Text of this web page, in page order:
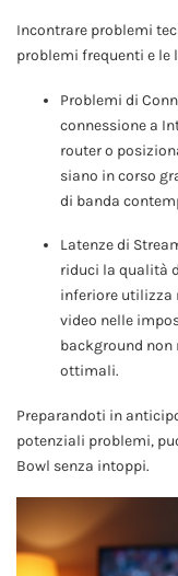
Incontrare problemi
problemi frequenti e le
Problemi di
connessione a
router o
siano in corso
di banda
Latenze di
riduci la qualità
inferiore utilizza
video nelle
background non
ottimali.
Preparandoti in
potenziali problemi,
Bowl senza intoppi.